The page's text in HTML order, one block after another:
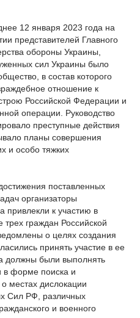
12 января 2023 года на
представителей Главного
обороны Украины,
сил Украины было
в состав которого
отношение к
Российской Федерации и
операции. Руководство
преступные действия
планы совершения
и особо тяжких
поставленных
организаторы
привлекли к участию в
трех граждан Российской
о целях создания
принять участие в ее
должны были выполнять
в форме поиска и
местах дислокации
Сил РФ, различных
и военного